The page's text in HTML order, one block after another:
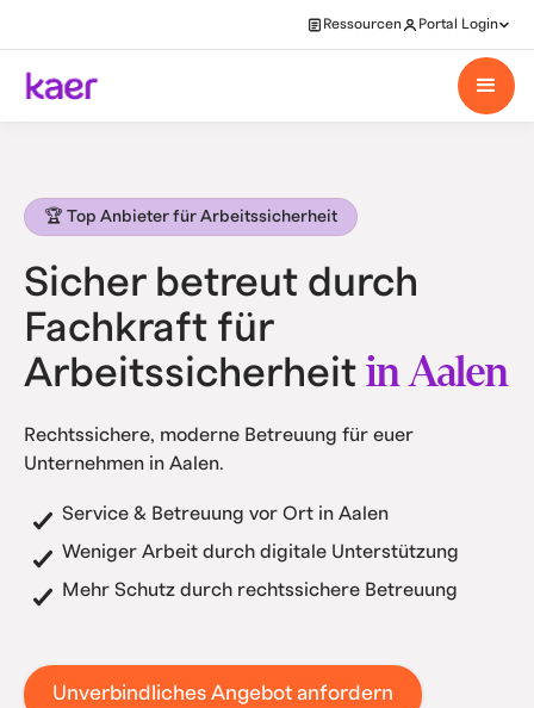
Ressourcen Portal Login
🏆 Top Anbieter für Arbeitssicherheit
Sicher betreut durch
Fachkraft für
Arbeitssicherheit in Aalen
Rechtssichere, moderne Betreuung für euer
Unternehmen in Aalen.
Service & Betreuung vor Ort in Aalen
Weniger Arbeit durch digitale Unterstützung
Mehr Schutz durch rechtssichere Betreuung
Unverbindliches Angebot anfordern